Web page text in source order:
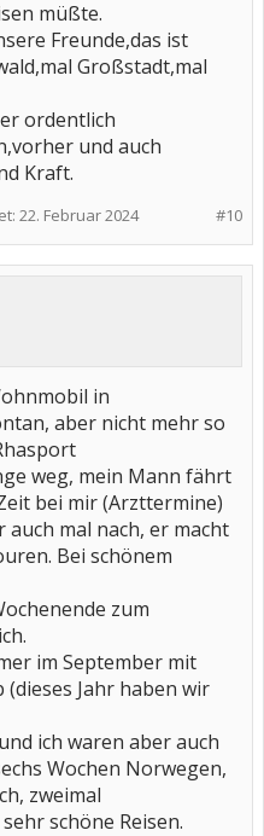
müßte.
Freunde,das ist
Großstadt,mal
ordentlich
und auch
Kraft.
#10
22. Februar 2024
in
aber nicht mehr so
weg, mein Mann fährt
bei mir (Arzttermine)
mal nach, er macht
Bei schönem
zum
im September mit
Jahr haben wir
ich waren aber auch
Wochen Norwegen,
zweimal
schöne Reisen.